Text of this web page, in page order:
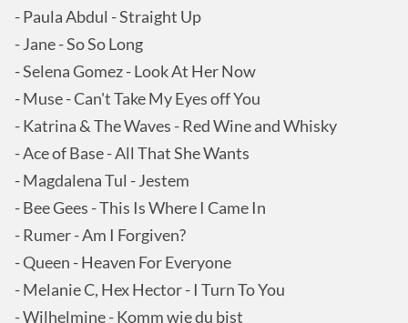
- Paula Abdul - Straight Up
- Jane - So So Long
- Selena Gomez - Look At Her Now
- Muse - Can't Take My Eyes off You
- Katrina & The Waves - Red Wine and Whisky
- Ace of Base - All That She Wants
- Magdalena Tul - Jestem
- Bee Gees - This Is Where I Came In
- Rumer - Am I Forgiven?
- Queen - Heaven For Everyone
- Melanie C, Hex Hector - I Turn To You
- Wilhelmine - Komm wie du bist